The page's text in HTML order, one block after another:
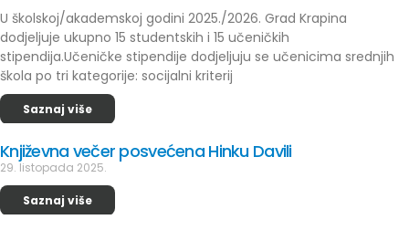
U školskoj/akademskoj godini 2025./2026. Grad Krapina
dodjeljuje ukupno 15 studentskih i 15 učeničkih
stipendija.Učeničke stipendije dodjeljuju se učenicima srednjih
škola po tri kategorije: socijalni kriterij
Saznaj više
Književna večer posvećena Hinku Davili
29. listopada 2025.
Saznaj više